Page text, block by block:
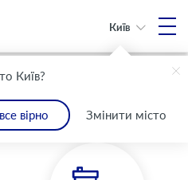
Київ?
вірно Змінити місто
Київ